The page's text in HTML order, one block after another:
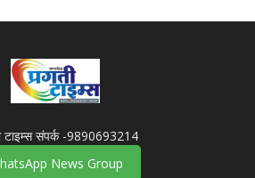
टाइम्स संपर्क -9890693214
News Group